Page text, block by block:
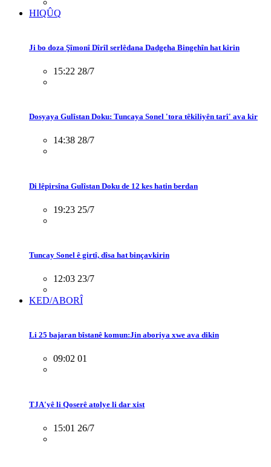
HIQÛQ
Ji bo doza Şîmonî Dîrîl serlêdana Dadgeha Bingehîn hat kirin
15:22 28/7
Dosyaya Gulîstan Doku: Tuncaya Sonel 'tora têkiliyên tarî' ava kir
14:38 28/7
Di lêpirsîna Gulîstan Doku de 12 kes hatin berdan
19:23 25/7
Tuncay Sonel ê girtî, dîsa hat binçavkirin
12:03 23/7
KED/ABORÎ
Li 25 bajaran bîstanê komun:Jin aboriya xwe ava dikin
09:02 01
TJA'yê li Qoserê atolye li dar xist
15:01 26/7